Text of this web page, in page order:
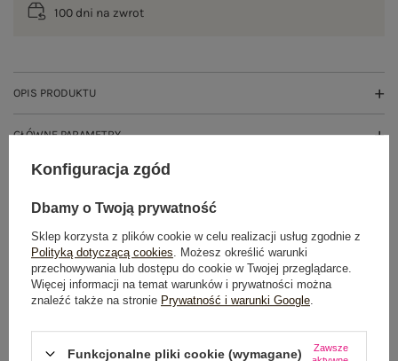
100 dni na zwrot
OPIS PRODUKTU
GŁÓWNE PARAMETRY
OPINIE O PRODUKCIE (0)
WYSYŁKA I DOSTAWA
ZWROTY I REKLAMACJE
OSTATNIO OGLĄDANE
Zobacz wszystko
Konfiguracja zgód
Dbamy o Twoją prywatność
Sklep korzysta z plików cookie w celu realizacji usług zgodnie z
Polityką dotyczącą cookies . Możesz określić warunki
przechowywania lub dostępu do cookie w Twojej przeglądarce.
Więcej informacji na temat warunków i prywatności można
znaleźć także na stronie Prywatność i warunki Google
Funkcjonalne pliki cookie (wymagane)
Zawsze